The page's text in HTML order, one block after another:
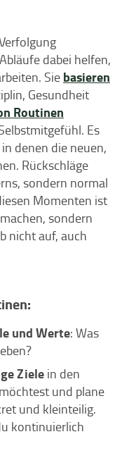
dabei helfen,
Sie basieren
Gesundheit
Routinen
Es
denen die neuen,
Rückschläge
sondern normal
Momenten ist
sondern
nicht auf, auch
und Werte: Was
Ziele in den
und plane
und kleinteilig.
kontinuierlich